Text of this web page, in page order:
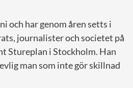
och har genom åren setts i
journalister och societet på
Stureplan i Stockholm. Han
man som inte gör skillnad